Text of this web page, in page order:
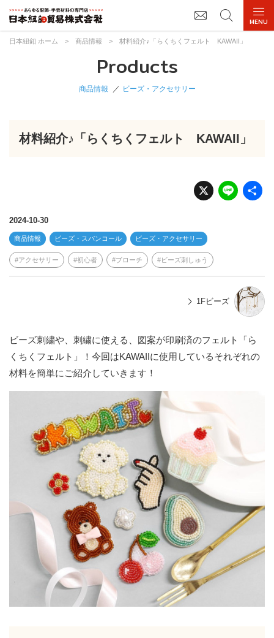
日本紐釦 ホーム > 商品情報 > 材料紹介♪「らくちくフェルト KAWAII」
Products
商品情報 ビーズ・アクセサリー
材料紹介♪「らくちくフェルト KAWAII」
X Li
n
2024-10-30
商品情報 ビーズ・スパンコール ビーズ・アクセサリー
アクセサリー 初心者 ブローチ ビーズ刺しゅう
1Fビーズ
ビーズ刺繍や、刺繍に使える、図案が印刷済のフェルト「ら
くちくフェルト」！今回はKAWAIIに使用しているそれぞれの
材料を簡単にご紹介していきます！